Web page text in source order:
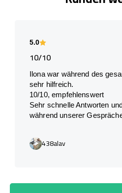
5.0
10/10
Ilona war während des
sehr hilfreich.
10/10, empfehlenswert
Sehr schnelle Antworten
während unserer
438alav